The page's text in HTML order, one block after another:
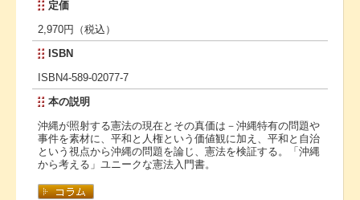
定価
2,970円（税込）
ISBN
ISBN4-589-02077-7
本の説明
沖縄が照射する憲法の現在とその真価は－沖縄特有の問題や
事件を素材に、平和と人権という価値観に加え、平和と自治
という視点から沖縄の問題を論じ、憲法を検証する。「沖縄
から考える」ユニークな憲法入門書。